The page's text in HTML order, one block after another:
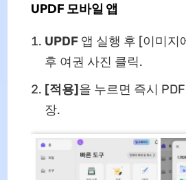
UPDF 모바일 앱
UPDF 앱 실행 후 [이미지
후 여권 사진 클릭.
[적용] 을 누르면 즉시
장.